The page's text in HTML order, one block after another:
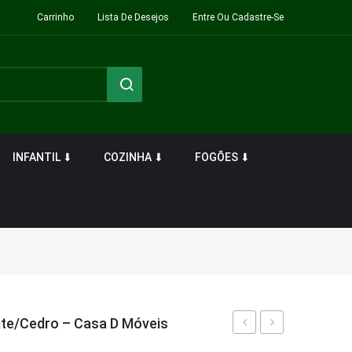
Carrinho Lista De Desejos Entre Ou Cadastre-Se
INFANTIL ⬇ COZINHA ⬇ FOGÕES ⬇
Cedro – Casa D Móveis